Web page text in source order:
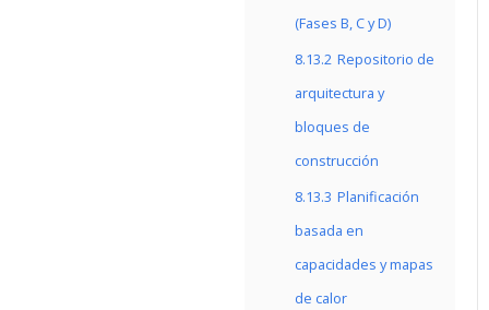
(Fases B, C y D)
8.13.2 Repositorio de
arquitectura y
bloques de
construcción
8.13.3 Planificación
basada en
capacidades y mapas
de calor